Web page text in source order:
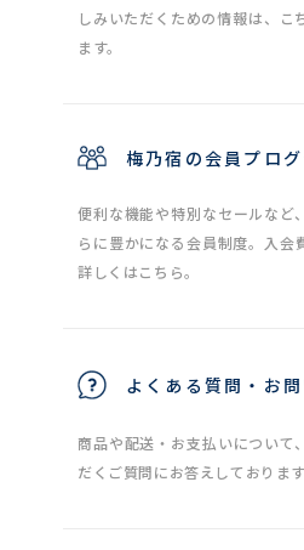
しみいただくための情報は、こ
ます。
梅乃宿の会員プログ
便利な機能や特別なセールなど
らに豊かになる会員制度。入会
詳しくはこちら。
よくある質問・お
商品や配送・お支払いについて
だくご質問にお答えしております